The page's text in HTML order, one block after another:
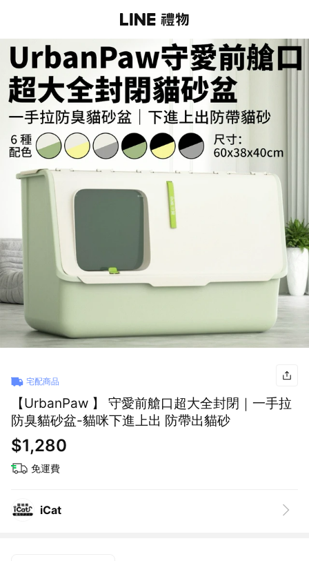
宅配商品
【UrbanPaw 】 守愛前艙口超大全封閉｜一手拉
防臭貓砂盆-貓咪下進上出 防帶出貓砂
$1,280
免運費
iCat